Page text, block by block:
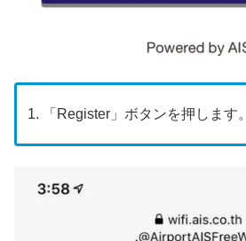
「Register」ボタンを押します。